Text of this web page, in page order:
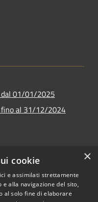
01/01/2025
al 31/12/2024
×
cookie
e assimilati strettamente
alla navigazione del sito,
al solo fine di elaborare